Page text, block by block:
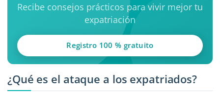
Recibe consejos prácticos para vivir mejor tu
expatriación
Registro 100 % gratuito
¿Qué es el ataque a los expatriados?